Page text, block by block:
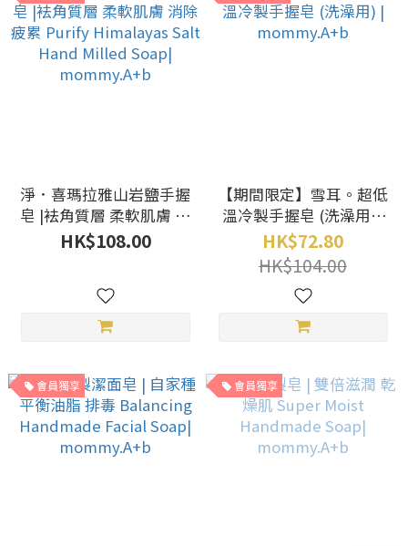
淨．喜瑪拉雅山岩鹽手握
皂 |袪角質層 柔軟肌膚 消
除疲累 Purify Himalayas
Salt Hand Milled Soap|
HK$108.00
【期間限定】雪耳。超低
溫冷製手握皂 (洗澡用) |
mommy.A+b
HK$72.80
HK$104.00
會員獨享 會員獨享